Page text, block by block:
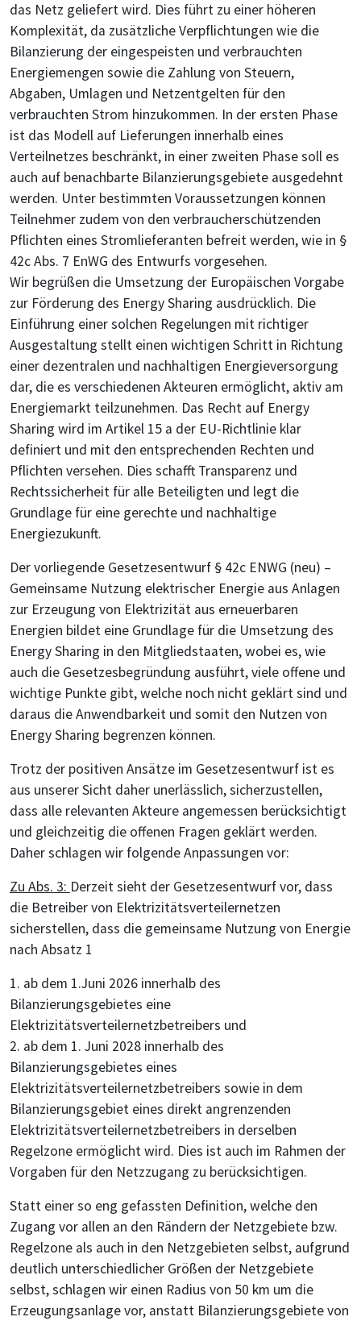
das Netz geliefert wird. Dies führt zu einer höheren
Komplexität, da zusätzliche Verpflichtungen wie die
Bilanzierung der eingespeisten und verbrauchten
Energiemengen sowie die Zahlung von Steuern,
Abgaben, Umlagen und Netzentgelten für den
verbrauchten Strom hinzukommen. In der ersten Phase
ist das Modell auf Lieferungen innerhalb eines
Verteilnetzes beschränkt, in einer zweiten Phase soll es
auch auf benachbarte Bilanzierungsgebiete ausgedehnt
werden. Unter bestimmten Voraussetzungen können
Teilnehmer zudem von den verbraucherschützenden
Pflichten eines Stromlieferanten befreit werden, wie in §
42c Abs. 7 EnWG des Entwurfs vorgesehen.
Wir begrüßen die Umsetzung der Europäischen Vorgabe
zur Förderung des Energy Sharing ausdrücklich. Die
Einführung einer solchen Regelungen mit richtiger
Ausgestaltung stellt einen wichtigen Schritt in Richtung
einer dezentralen und nachhaltigen Energieversorgung
dar, die es verschiedenen Akteuren ermöglicht, aktiv am
Energiemarkt teilzunehmen. Das Recht auf Energy
Sharing wird im Artikel 15 a der EU-Richtlinie klar
definiert und mit den entsprechenden Rechten und
Pflichten versehen. Dies schafft Transparenz und
Rechtssicherheit für alle Beteiligten und legt die
Grundlage für eine gerechte und nachhaltige
Energiezukunft.
Der vorliegende Gesetzesentwurf § 42c ENWG (neu) –
Gemeinsame Nutzung elektrischer Energie aus Anlagen
zur Erzeugung von Elektrizität aus erneuerbaren
Energien bildet eine Grundlage für die Umsetzung des
Energy Sharing in den Mitgliedstaaten, wobei es, wie
auch die Gesetzesbegründung ausführt, viele offene und
wichtige Punkte gibt, welche noch nicht geklärt sind und
daraus die Anwendbarkeit und somit den Nutzen von
Energy Sharing begrenzen können.
Trotz der positiven Ansätze im Gesetzesentwurf ist es
aus unserer Sicht daher unerlässlich, sicherzustellen,
dass alle relevanten Akteure angemessen berücksichtigt
und gleichzeitig die offenen Fragen geklärt werden.
Daher schlagen wir folgende Anpassungen vor:
Zu Abs. 3: Derzeit sieht der Gesetzesentwurf vor, dass
die Betreiber von Elektrizitätsverteilernetzen
sicherstellen, dass die gemeinsame Nutzung von Energie
nach Absatz 1
1. ab dem 1.Juni 2026 innerhalb des
Bilanzierungsgebietes eine
Elektrizitätsverteilernetzbetreibers und
2. ab dem 1. Juni 2028 innerhalb des
Bilanzierungsgebietes eines
Elektrizitätsverteilernetzbetreibers sowie in dem
Bilanzierungsgebiet eines direkt angrenzenden
Elektrizitätsverteilernetzbetreibers in derselben
Regelzone ermöglicht wird. Dies ist auch im Rahmen der
Vorgaben für den Netzzugang zu berücksichtigen.
Statt einer so eng gefassten Definition, welche den
Zugang vor allen an den Rändern der Netzgebiete bzw.
Regelzone als auch in den Netzgebieten selbst, aufgrund
deutlich unterschiedlicher Größen der Netzgebiete
selbst, schlagen wir einen Radius von 50 km um die
Erzeugungsanlage vor, anstatt Bilanzierungsgebiete von